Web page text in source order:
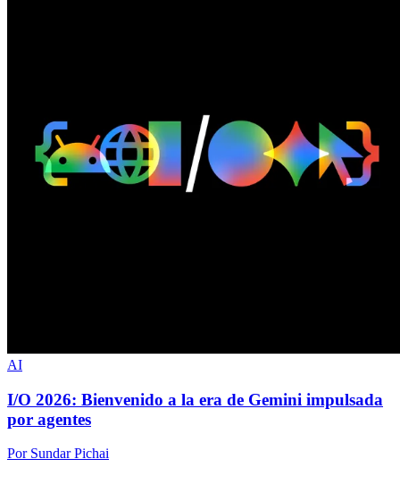
AI
I/O 2026: Bienvenido a la era de Gemini impulsada
por agentes
Por Sundar Pichai